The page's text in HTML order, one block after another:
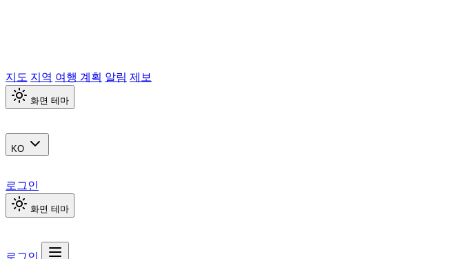
지도 지역 여행 계획 알림 제보
화면 테마
KO
로그인
화면 테마